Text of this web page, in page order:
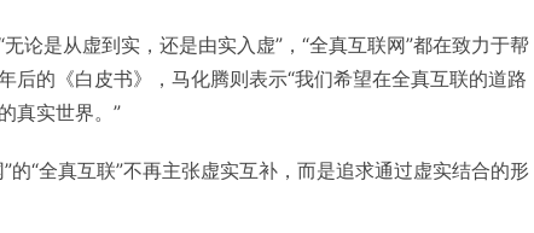
论是从虚到实，还是由实入虚”，“全真互联网”都在致力于帮
后的《白皮书》，马化腾则表示“我们希望在全真互联的道路
真实世界。”
的“全真互联”不再主张虚实互补，而是追求通过虚实结合的形